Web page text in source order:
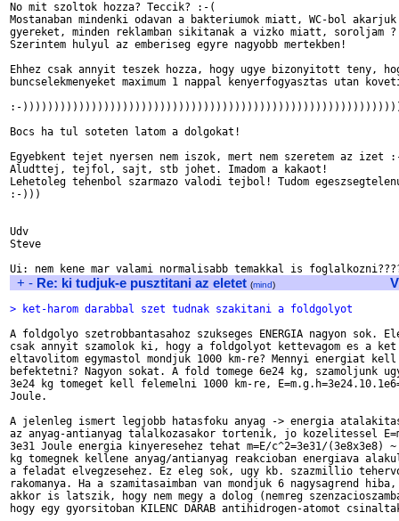
No mit szoltok hozza? Teccik? :-(
Mostanaban mindenki odavan a bakteriumok miatt, WC-bol
gyereket, minden reklamban sikitanak a vizko miatt, soroljam
Szerintem hulyul az emberiseg egyre nagyobb mertekben!
Ehhez csak annyit teszek hozza, hogy ugye bizonyitott teny,
buncselekmenyeket maximum 1 nappal kenyerfogyasztas utan
:-
Bocs ha tul soteten latom a dolgokat!
Egyebkent tejet nyersen nem iszok, mert nem szeretem az izet
Aludttej, tejfol, sajt, stb johet. Imadom a kakaot!
Lehetoleg tehenbol szarmazo valodi tejbol! Tudom
:-)))
Udv
Steve
+ - Re: ki tudjuk-e pusztitani az eletet (mind)
> ket-harom darabbal szet tudnak szakitani a foldgolyot
A foldgolyo szetrobbantasahoz szukseges ENERGIA nagyon sok.
csak annyit szamolok ki, hogy a foldgolyot kettevagom es a
eltavolitom egymastol mondjuk 1000 km-re? Mennyi energiat kell
befektetni? Nagyon sokat. A fold tomege 6e24 kg, szamoljunk
3e24 kg tomeget kell felemelni 1000 km-re,
Joule.
A jelenleg ismert legjobb hatasfoku anyag -> energia
az anyag-antianyag talalkozasakor tortenik, jo kozelitessel
3e31 Joule energia kinyeresehez tehat m=E/c^2=3e31/(3e8x3e8) ~
kg tomegnek kellene anyag/antianyag reakcioban energiava
a feladat elvegzesehez. Ez eleg sok, ugy kb. szazmillio
rakomanya. Ha a szamitasaimban van mondjuk 6 nagysagrend hiba,
akkor is latszik, hogy nem megy a dolog (nemreg
hogy egy gyorsitoban KILENC DARAB antihidrogen-atomot